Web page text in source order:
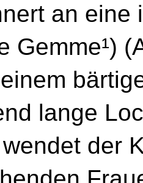
an eine
Gemme¹)
lange
der